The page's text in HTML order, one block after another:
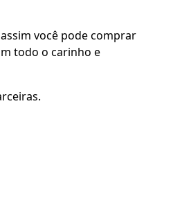
você pode comprar
todo o carinho e